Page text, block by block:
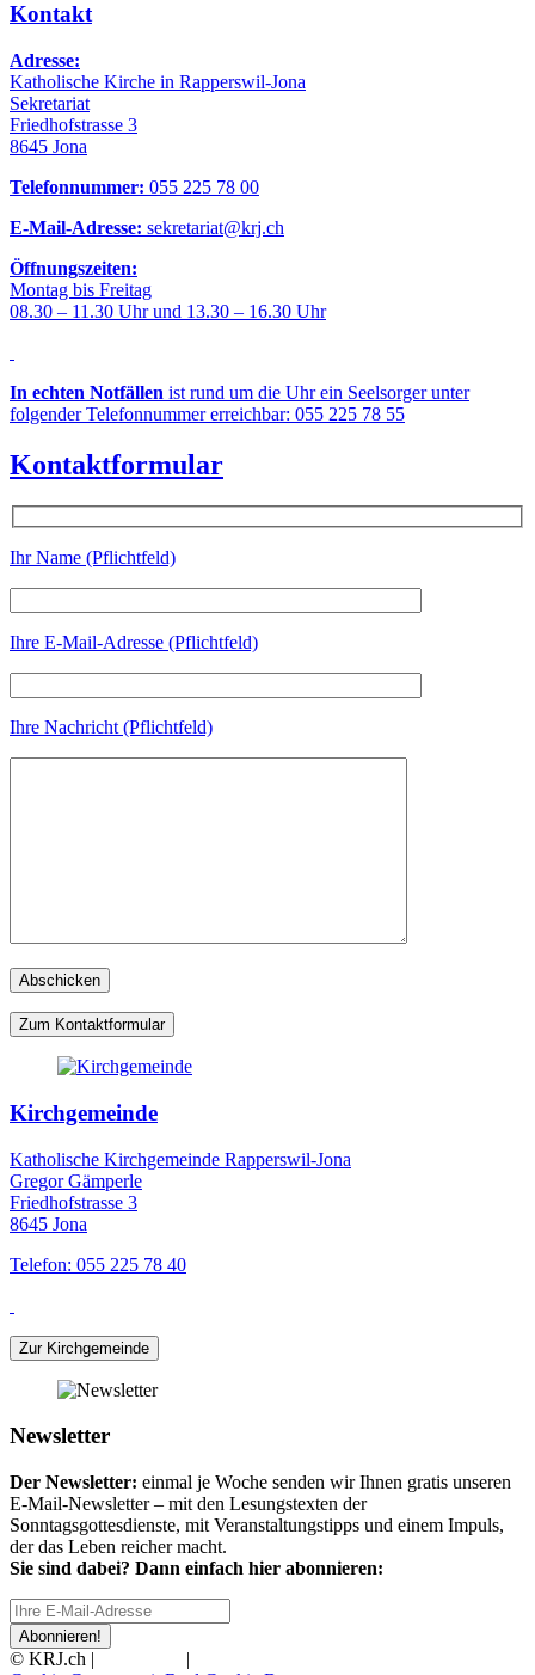
Kontakt
Adresse:
Katholische Kirche in Rapperswil-Jona
Sekretariat
Friedhofstrasse 3
8645 Jona
Telefonnummer: 055 225 78 00
E-Mail-Adresse: sekretariat@krj.ch
Öffnungszeiten:
Montag bis Freitag
08.30 – 11.30 Uhr und 13.30 – 16.30 Uhr
In echten Notfällen ist rund um die Uhr ein Seelsorger unter
folgender Telefonnummer erreichbar: 055 225 78 55
Kontaktformular
Ihr Name (Pflichtfeld)
Ihre E-Mail-Adresse (Pflichtfeld)
Ihre Nachricht (Pflichtfeld)
Zum Kontaktformular
Kirchgemeinde
Katholische Kirchgemeinde Rapperswil-Jona
Gregor Gämperle
Friedhofstrasse 3
8645 Jona
Telefon: 055 225 78 40
Zur Kirchgemeinde
Newsletter
Der Newsletter: einmal je Woche senden wir Ihnen gratis unseren
E-Mail-Newsletter – mit den Lesungstexten der
Sonntagsgottesdienste, mit Veranstaltungstipps und einem Impuls,
der das Leben reicher macht.
Sie sind dabei? Dann einfach hier abonnieren:
Abonnieren!
© KRJ.ch | |